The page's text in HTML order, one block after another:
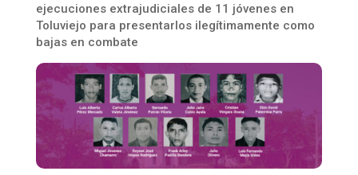
ejecuciones extrajudiciales de 11 jóvenes en
Toluviejo para presentarlos ilegítimamente como
bajas en combate